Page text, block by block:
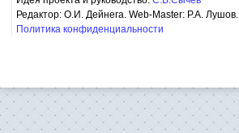
Редактор: О.И. Дейнега. Web-Master: Р.А. Лушов.
Политика конфиденциальности